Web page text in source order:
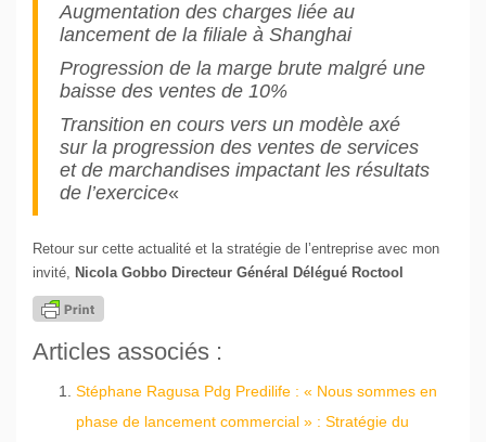
Augmentation des charges liée au
lancement de la filiale à Shanghai
Progression de la marge brute malgré une
baisse des ventes de 10%
Transition en cours vers un modèle axé
sur la progression des ventes de services
et de marchandises impactant les résultats
de l’exercice«
Retour sur cette actualité et la stratégie de l’entreprise avec mon
invité, Nicola Gobbo Directeur Général Délégué Roctool
Articles associés :
Stéphane Ragusa Pdg Predilife : « Nous sommes en
phase de lancement commercial » : Stratégie du